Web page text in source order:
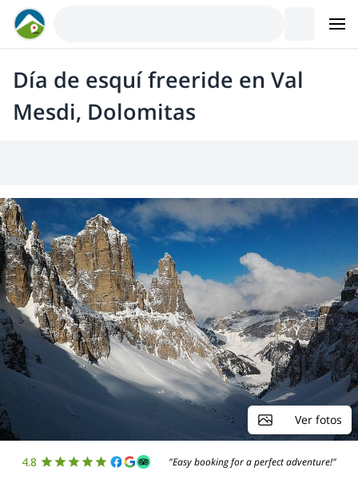
Día de esquí freeride en Val
Mesdi, Dolomitas
Ver fotos
4.8 "Easy booking for a perfect adventure!"